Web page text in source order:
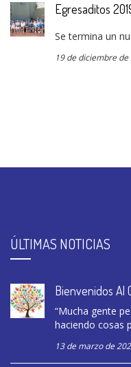
Egresaditos
Se termina un
19 de diciembre de
ÚLTIMAS NOTICIAS
Bienvenidos Al
“Mucha gente
haciendo cosas
13 de marzo de